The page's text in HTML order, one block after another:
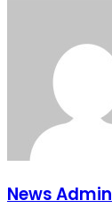
News Admin